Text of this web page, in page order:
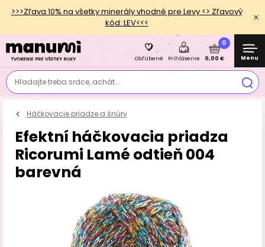
>>>Zľava 10% na všetky minerály vhodné pre Levy <> Zľavový
kód: LEV<<<
Hľadajte treba srdce, achát...
Obľúbené Prihlásenie
0
0,00 € Menu
Háčkovacie priadze a šnúry
Efektní háčkovacia priadza
Ricorumi Lamé odtieň 004
barevná